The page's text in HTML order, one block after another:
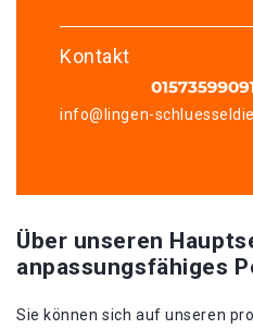
Kontakt
info@lingen-
Über unseren
anpassungsfähiges
Sie können sich auf unseren